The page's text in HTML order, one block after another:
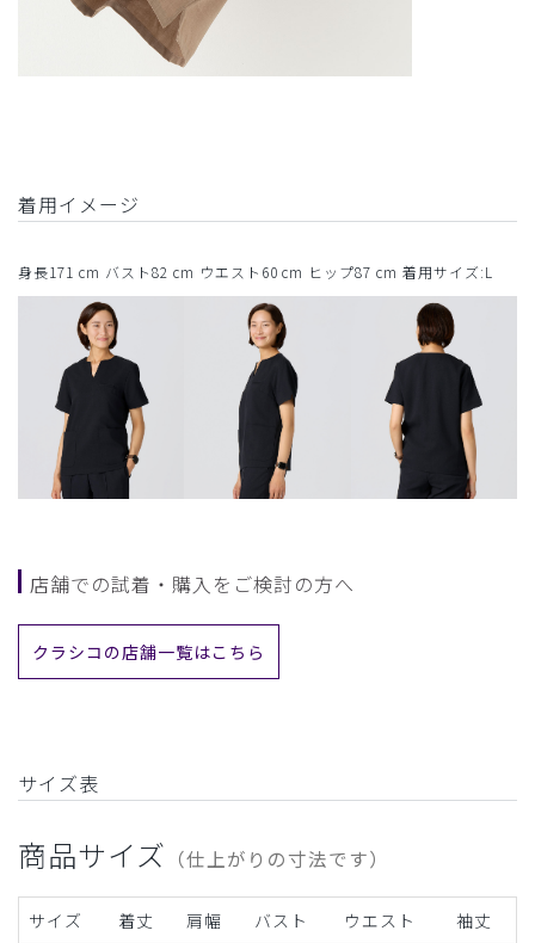
着用イメージ
身長171 cm バスト82 cm ウエスト60 cm ヒップ87 cm 着用サイズ:L
店舗での試着・購入をご検討の方へ
クラシコの店舗一覧はこちら
サイズ表
商品サイズ （仕上がりの寸法です）
サイズ 着丈 肩幅 バスト ウエスト
袖丈